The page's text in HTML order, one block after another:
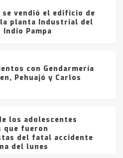
se vendió el edificio de
planta Industrial del
Pampa
con Gendarmería
Pehuajó y Carlos
los adolescentes
que fueron
del fatal accidente
del lunes